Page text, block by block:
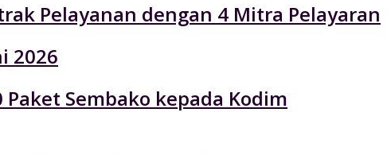
Pelayanan dengan 4 Mitra Pelayaran
2026
Sembako kepada Kodim